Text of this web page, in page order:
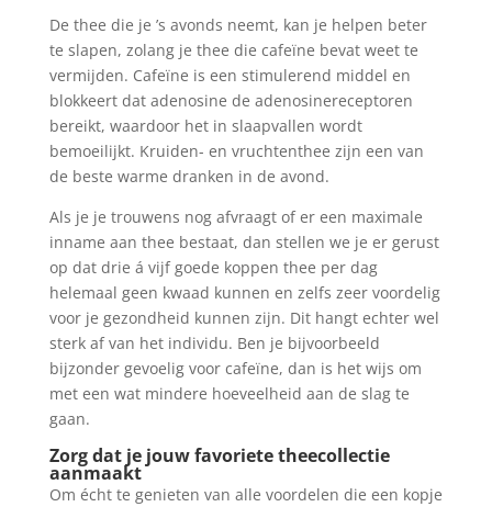
De thee die je ’s avonds neemt, kan je helpen beter
te slapen, zolang je thee die cafeïne bevat weet te
vermijden. Cafeïne is een stimulerend middel en
blokkeert dat adenosine de adenosinereceptoren
bereikt, waardoor het in slaapvallen wordt
bemoeilijkt. Kruiden- en vruchtenthee zijn een van
de beste warme dranken in de avond.
Als je je trouwens nog afvraagt of er een maximale
inname aan thee bestaat, dan stellen we je er gerust
op dat drie á vijf goede koppen thee per dag
helemaal geen kwaad kunnen en zelfs zeer voordelig
voor je gezondheid kunnen zijn. Dit hangt echter wel
sterk af van het individu. Ben je bijvoorbeeld
bijzonder gevoelig voor cafeïne, dan is het wijs om
met een wat mindere hoeveelheid aan de slag te
gaan.
Zorg dat je jouw favoriete theecollectie
aanmaakt
Om écht te genieten van alle voordelen die een kopje